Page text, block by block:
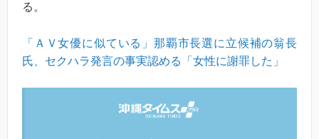
る。
「ＡＶ女優に似ている」那覇市長選に立候補の翁長
氏、セクハラ発言の事実認める「女性に謝罪した」